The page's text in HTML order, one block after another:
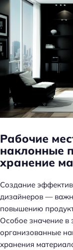
ы
й
д
е
Рабочие
наклонные
хранение
Создание
дизайнеров —
повышению
Особое значение в
организованные
хранения